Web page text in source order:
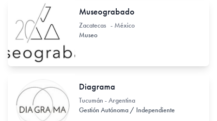
Museograbado
Zacatecas - México
Museo
Diagrama
Tucumán - Argentina
Gestión Autónoma / Independiente